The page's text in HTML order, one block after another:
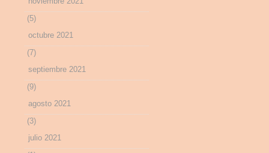
(5)
octubre 2021
(7)
septiembre 2021
(9)
agosto 2021
(3)
julio 2021